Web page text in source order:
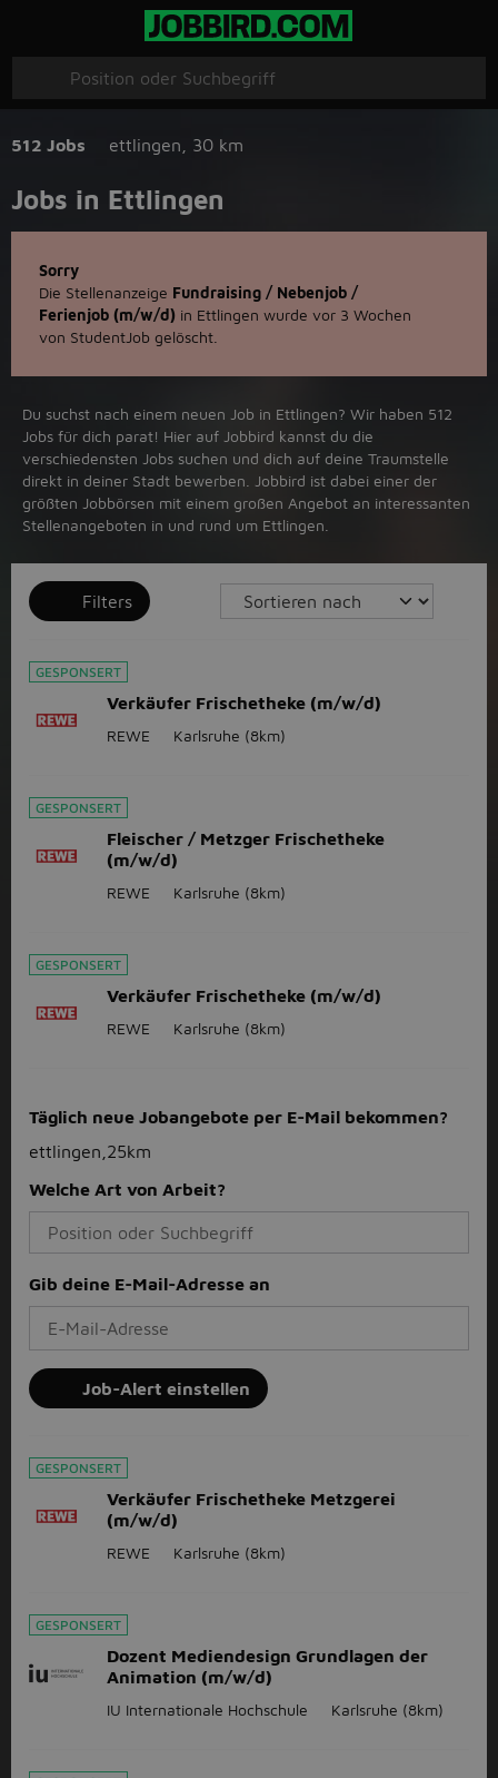
512 Jobs ettlingen 30 km
Jobs in Ettlingen
Sorry
Die Stellenanzeige Fundraising / Nebenjob /
Ferienjob (m/w/d) in Ettlingen wurde vor 3 Wochen
von StudentJob gelöscht.
Du suchst nach einem neuen Job in Ettlingen? Wir haben 512
Jobs für dich parat! Hier auf Jobbird kannst du die
verschiedensten Jobs suchen und dich auf deine Traumstelle
direkt in deiner Stadt bewerben. Jobbird ist dabei einer der
größten Jobbörsen mit einem großen Angebot an interessanten
Stellenangeboten in und rund um Ettlingen.
Filters
GESPONSERT
Verkäufer Frischetheke (m/w/d)
REWE Karlsruhe (8km)
GESPONSERT
Fleischer / Metzger Frischetheke
(m/w/d)
REWE Karlsruhe (8km)
GESPONSERT
Verkäufer Frischetheke (m/w/d)
REWE Karlsruhe (8km)
Täglich neue Jobangebote per E-Mail bekommen?
ettlingen,25km
Welche Art von Arbeit?
Gib deine E-Mail-Adresse an
Job-Alert einstellen
GESPONSERT
Verkäufer Frischetheke Metzgerei
(m/w/d)
REWE Karlsruhe (8km)
GESPONSERT
Dozent Mediendesign Grundlagen der
Animation (m/w/d)
IU Internationale Hochschule Karlsruhe (8km)